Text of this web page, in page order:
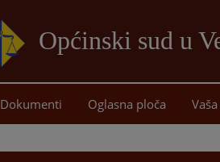
Općinski sud u
Dokumenti Oglasna ploča